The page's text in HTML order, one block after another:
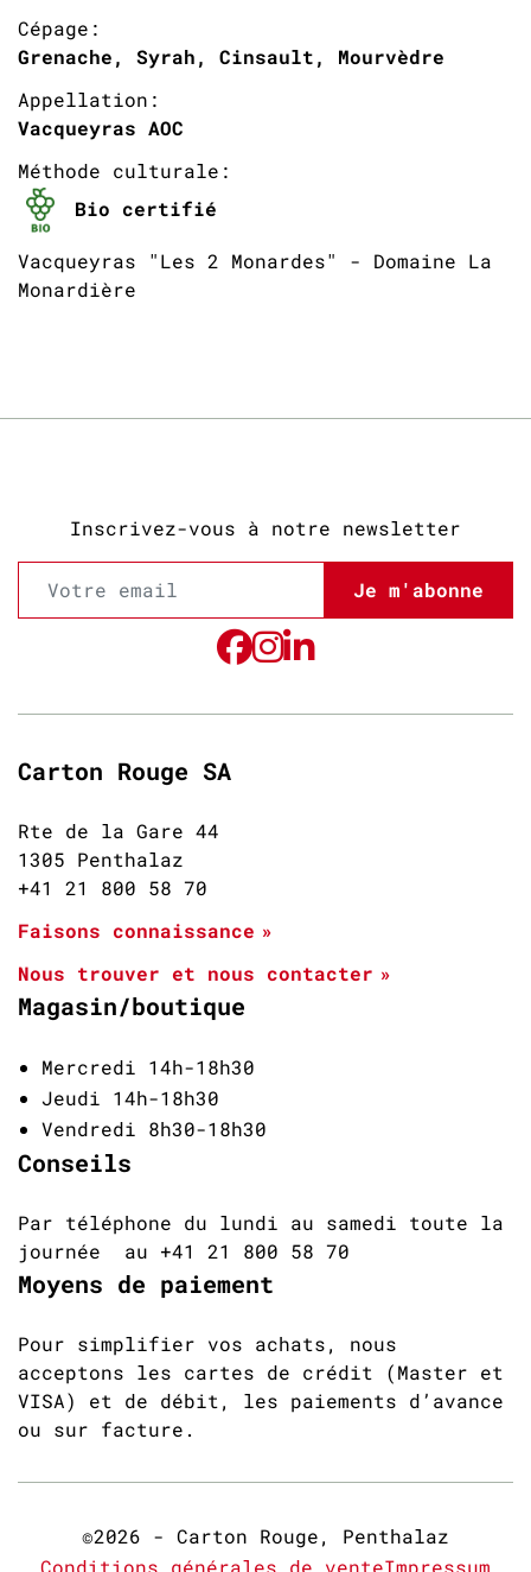
Cépage:
Grenache, Syrah, Cinsault, Mourvèdre
Appellation:
Vacqueyras AOC
Méthode culturale:
Bio certifié
Vacqueyras "Les 2 Monardes" - Domaine La
Monardière
Inscrivez-vous à notre newsletter
Je m'abonne
Carton Rouge SA
Rte de la Gare 44
1305 Penthalaz
+41 21 800 58 70
Faisons connaissance
Nous trouver et nous contacter
Magasin/boutique
Mercredi 14h-18h30
Jeudi 14h-18h30
Vendredi 8h30-18h30
Conseils
Par téléphone du lundi au samedi toute la
journée au +41 21 800 58 70
Moyens de paiement
Pour simplifier vos achats, nous
acceptons les cartes de crédit (Master et
VISA) et de débit, les paiements d’avance
ou sur facture.
©2026 - Carton Rouge, Penthalaz
Conditions générales de venteImpressum